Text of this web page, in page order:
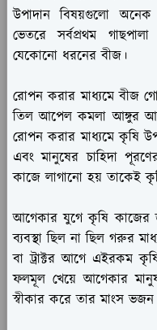
উপাদান বিষয়গুলো
ভেতরে সর্বপ্রথম
যেকোনো ধরনের বীজ।
রোপন করার মাধ্যমে বীজ
তিল আপেল কমলা আঙ্গুর
রোপন করার মাধ্যমে কৃষি
এবং মানুষের চাহিদা
কাজে লাগানো হয় তাকেই
আগেকার যুগে কৃষি কাজের
ব্যবস্থা ছিল না ছিল গরুর
বা ট্রাক্টর আগে এইরকম
ফলমূল খেয়ে আগেকার
স্বীকার করে তার মাংস